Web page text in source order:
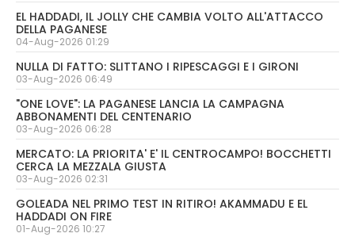
EL HADDADI, IL JOLLY CHE CAMBIA VOLTO ALL'ATTACCO
DELLA PAGANESE
04-Aug-2026 01:29
NULLA DI FATTO: SLITTANO I RIPESCAGGI E I GIRONI
03-Aug-2026 06:49
"ONE LOVE": LA PAGANESE LANCIA LA CAMPAGNA
ABBONAMENTI DEL CENTENARIO
03-Aug-2026 06:28
MERCATO: LA PRIORITA' E' IL CENTROCAMPO! BOCCHETTI
CERCA LA MEZZALA GIUSTA
03-Aug-2026 02:31
GOLEADA NEL PRIMO TEST IN RITIRO! AKAMMADU E EL
HADDADI ON FIRE
01-Aug-2026 10:27